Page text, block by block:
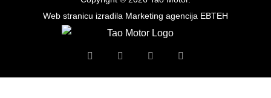
Web stranicu izradila Marketing agencija EBTEH